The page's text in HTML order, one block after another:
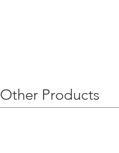
Other Products